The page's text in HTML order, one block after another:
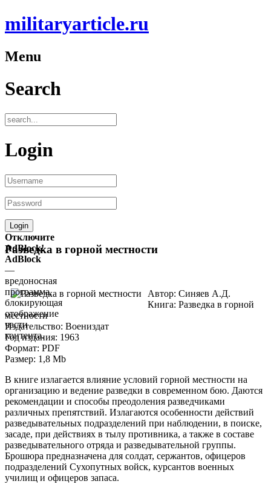
militaryarticle.ru
Menu
Search
Login
Отключите
AdBlock!
AdBlock
—
вредоносная
программа,
блокирующая
отображение
части
контента.
Разведка в горной местности
Автор: Синяев А.Д.
Книга: Разведка в горной
местности
Издательство: Воениздат
Год издания: 1963
Формат: PDF
Размер: 1,8 Mb
В книге излагается влияние условий горной местности на
организацию и ведение разведки в современном бою. Даются
рекомендации и способы преодоления разведчиками
различных препятствий. Излагаются особенности действий
разведывательных подразделений при наблюдении, в поиске,
засаде, при действиях в тылу противника, а также в составе
разведывательного отряда и разведывательной группы.
Брошюра предназначена для солдат, сержантов, офицеров
подразделений Сухопутных войск, курсантов военных
училищ и офицеров запаса.